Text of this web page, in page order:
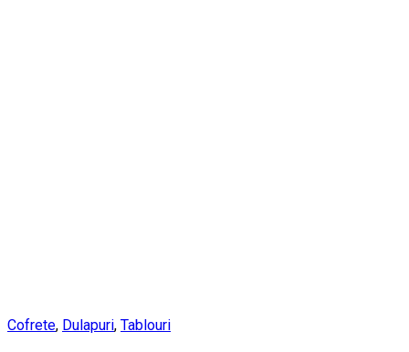
Cofrete, Dulapuri, Tablouri